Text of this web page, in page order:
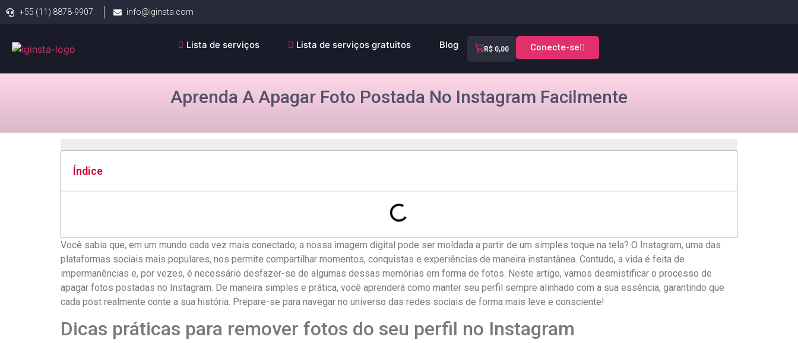
+55 (11) 8878-9907. info@iginsta.com
Lista de serviços Lista de serviços gratuitos Blog R$0,00 Conecte-se
Aprenda A Apagar Foto Postada No Instagram Facilmente
Índice
Você ​sabia⁣ que, em um⁢ mundo cada ​vez mais conectado, a‍ nossa imagem digital pode ser moldada a partir​ de um⁤ simples toque na tela? O ⁢Instagram, uma das
plataformas sociais mais ⁤populares, nos permite⁤ compartilhar momentos, conquistas e experiências​ de maneira instantânea. Contudo, a vida é feita de
impermanências e, por vezes, é necessário desfazer-se de algumas dessas memórias em forma de fotos. Neste artigo, vamos⁤ desmistificar o processo de
apagar fotos postadas no ‍Instagram.⁢ De maneira​ simples e prática, você aprenderá como manter seu perfil sempre alinhado⁢ com a sua essência, ​garantindo que
cada post realmente conte ⁤a sua ⁢história. Prepare-se para navegar⁣ no universo das redes sociais de forma mais leve e consciente!
Dicas práticas para remover fotos do seu perfil no ‍Instagram